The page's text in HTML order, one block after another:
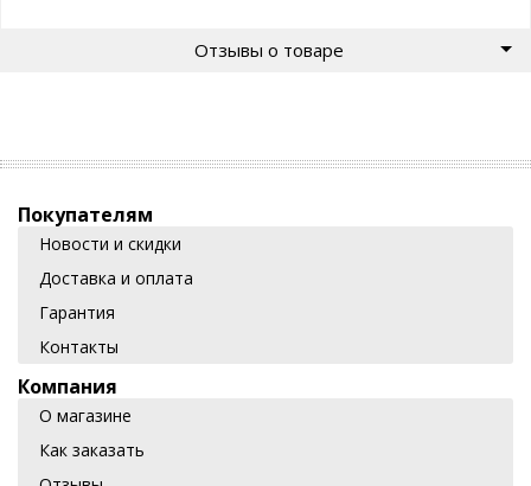
Отзывы о товаре
Покупателям
Новости и скидки
Доставка и оплата
Гарантия
Контакты
Компания
О магазине
Как заказать